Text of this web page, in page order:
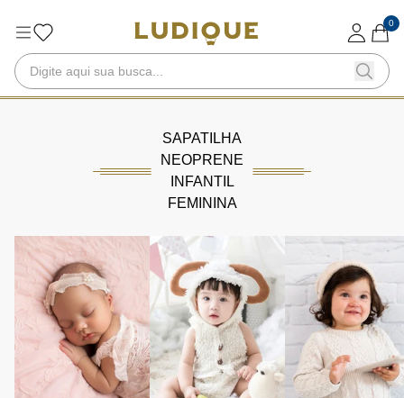
0
SAPATILHA
NEOPRENE
INFANTIL
FEMININA